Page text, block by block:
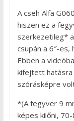
A cseh Alfa
hiszen ez a
szerkezetileg*
csupán a 6″-
Ebben a
kifejtett hatásra
szórásképre
*(A fegyver 9
képes kilőni,